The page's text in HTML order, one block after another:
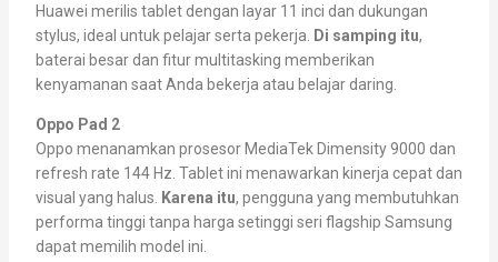
Huawei merilis tablet dengan layar 11 inci dan dukungan
stylus, ideal untuk pelajar serta pekerja.
Di samping itu,
baterai besar dan fitur multitasking memberikan
kenyamanan saat Anda bekerja atau belajar daring.
Oppo Pad 2
Oppo menanamkan prosesor MediaTek Dimensity 9000 dan
refresh rate 144 Hz. Tablet ini menawarkan kinerja cepat dan
visual yang halus.
Karena itu, pengguna yang membutuhkan
performa tinggi tanpa harga setinggi seri flagship Samsung
dapat memilih model ini.